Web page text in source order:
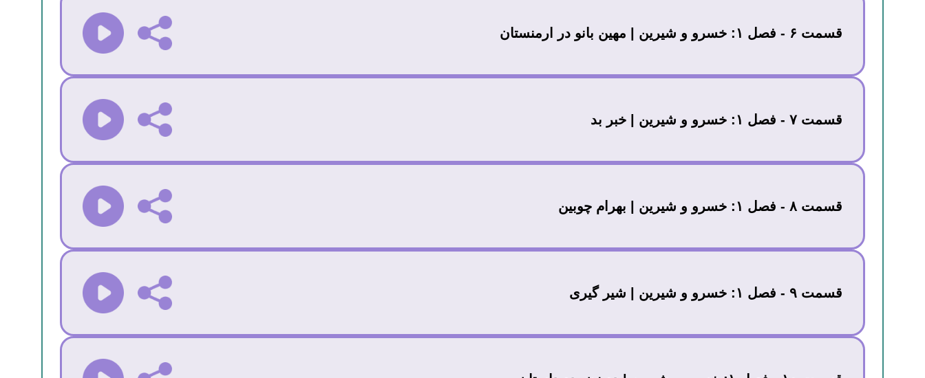
قسمت ۶ - فصل ۱: خسرو و شیرین | مهین بانو در ارمنستان
قسمت ۷ - فصل ۱: خسرو و شیرین | خبر بد
قسمت ۸ - فصل ۱: خسرو و شیرین | بهرام چوبین
قسمت ۹ - فصل ۱: خسرو و شیرین | شیر گیری